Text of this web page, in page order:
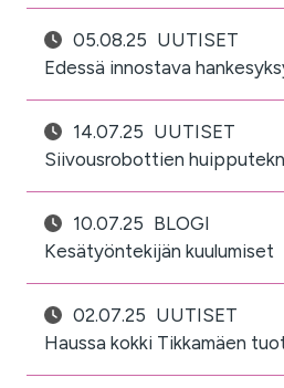
05.08.25 UUTISET
Edessä innostava
14.07.25 UUTISET
Siivousrobottien
10.07.25 BLOGI
Kesätyöntekijän kuulumiset
02.07.25 UUTISET
Haussa kokki Tikkamäen